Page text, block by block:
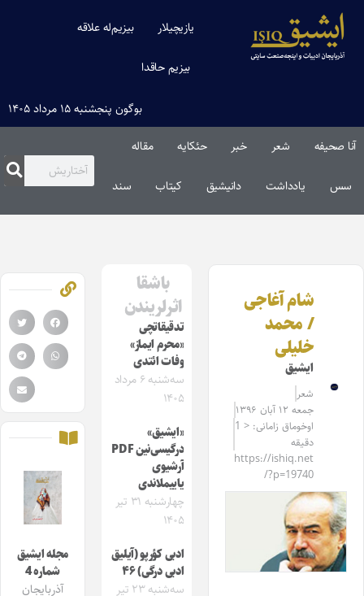
یازیچیلار بیزیم‌له علاقه
بیزیم حاقدا
بوگون پنجشنبه ۱۵ مرداد ۱۴۰۵
آنا صحیفه شعر خبر حئکایه مقاله‌
سس یادداشت دانیشیق کیتاب سند
شام آغاجی
/ محمد
خلیلی
ایشیق
شعر
جمعه ۱۲ آبان ۱۳۹۶
اوخوماق زامانی: < 1
دقیقه
https://ishiq.net
/?p=19740
باشقا
اثرلریندن
تدقیقاتچی
«محرم ایماز»
وفات ائتدی
سه‌شنبه ۶ مرداد
۱۴۰۵
«ایشیق»
درگیسی‌نین PDF
آرشیوی
یاییملاندی
چهارشنبه ۳۱ تیر
۱۴۰۵
ادبی کؤرپو (آیلیق
ادبی درگی) ۴۶
سه‌شنبه ۲۳ تیر
مجله ایشیق
شماره 4
آذربایجان